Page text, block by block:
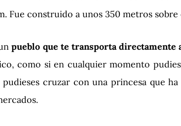
Fue construido a unos 350 metros
pueblo que te transporta directamente
como si en cualquier momento
cruzar con una princesa que